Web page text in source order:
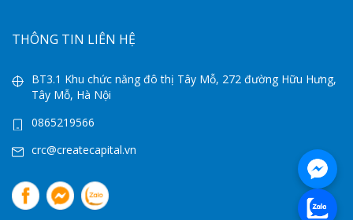
THÔNG TIN LIÊN HỆ
BT3.1 Khu chức năng đô thị Tây Mỗ, 272 đường Hữu Hưng,
Tây Mỗ, Hà Nội
0865219566
crc@createcapital.vn